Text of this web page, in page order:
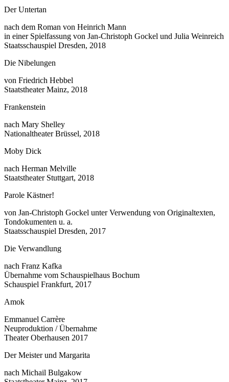
Der Untertan
nach dem Roman von Heinrich Mann
in einer Spielfassung von Jan-Christoph Gockel und Julia Weinreich
Staatsschauspiel Dresden, 2018
Die Nibelungen
von Friedrich Hebbel
Staatstheater Mainz, 2018
Frankenstein
nach Mary Shelley
Nationaltheater Brüssel, 2018
Moby Dick
nach Herman Melville
Staatstheater Stuttgart, 2018
Parole Kästner!
von Jan-Christoph Gockel unter Verwendung von Originaltexten,
Tondokumenten u. a.
Staatsschauspiel Dresden, 2017
Die Verwandlung
nach Franz Kafka
Übernahme vom Schauspielhaus Bochum
Schauspiel Frankfurt, 2017
Amok
Emmanuel Carrère
Neuproduktion / Übernahme
Theater Oberhausen 2017
Der Meister und Margarita
nach Michail Bulgakow